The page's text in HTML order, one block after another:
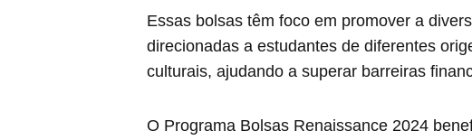
Essas bolsas têm foco em promover a
direcionadas a estudantes de diferentes
culturais, ajudando a superar barreiras
O Programa Bolsas Renaissance 2024